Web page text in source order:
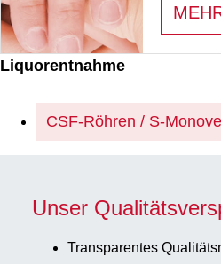
Liquorentnahme
CSF-Röhren / S-
Unser
Transparentes